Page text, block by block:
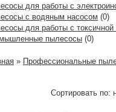
для работы с
с водяным насосом (0)
для работы с
пылесосы (0)
» Профессиональные
Сортировать по: